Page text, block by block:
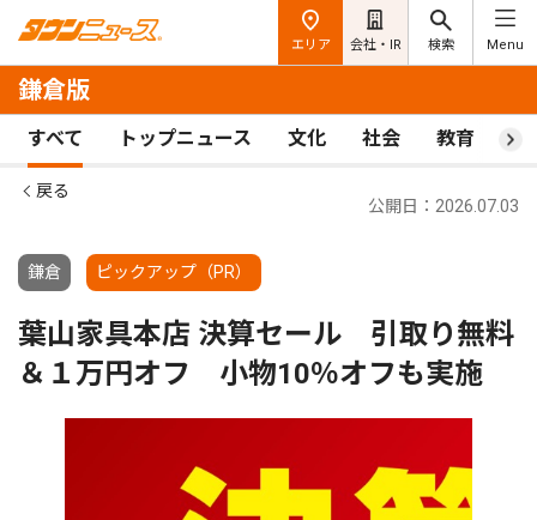
エリア 会社・IR 検索 Menu
鎌倉版
すべて トップニュース 文化 社会 教育 ス
戻る
鎌倉 ピックアップ（PR）
公開日：2026.07.03
葉山家具本店 決算セール 引取り無料
＆１万円オフ 小物10％オフも実施